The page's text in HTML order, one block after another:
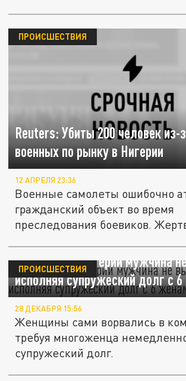
Reuters: Убиты 200 человек из-
военных по рынку в Нигерии
ПРОИСШЕСТВИЯ
12 АПРЕЛЯ 23:36
Военные самолеты ошибочно
гражданский объект во время
преследования боевиков.
Dailypost: В Нигерии мужчина
исполняя супружеский долг с
ПРОИСШЕСТВИЯ
28 ДЕКАБРЯ 15:56
Женщины сами ворвались в
требуя многоженца
супружеский долг.